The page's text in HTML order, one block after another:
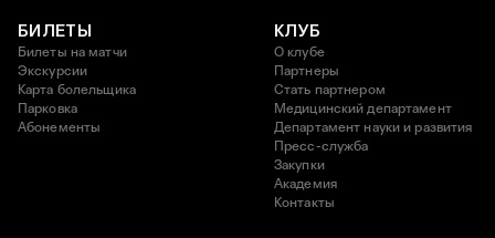
БИЛЕТЫ
Билеты на матчи
Экскурсии
Карта болельщика
Парковка
Абонементы
КЛУБ
О клубе
Партнеры
Стать партнером
Медицинский департамент
Департамент науки и развития
Пресс-служба
Закупки
Академия
Контакты